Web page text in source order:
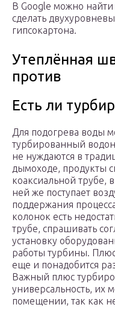
В Google можно
сделать
гипсокартона.
Утеплённая
против
Есть ли
Для подогрева воды
турбированный
не нуждаются в
дымоходе, продукты
коаксиальной трубе,
ней же поступает
поддержания
колонок есть
трубе, спрашивать
установку
работы турбины.
еще и понадобится
Важный плюс
универсальность, их
помещении, так как